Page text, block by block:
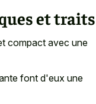
et traits
compact avec une
font d'eux une